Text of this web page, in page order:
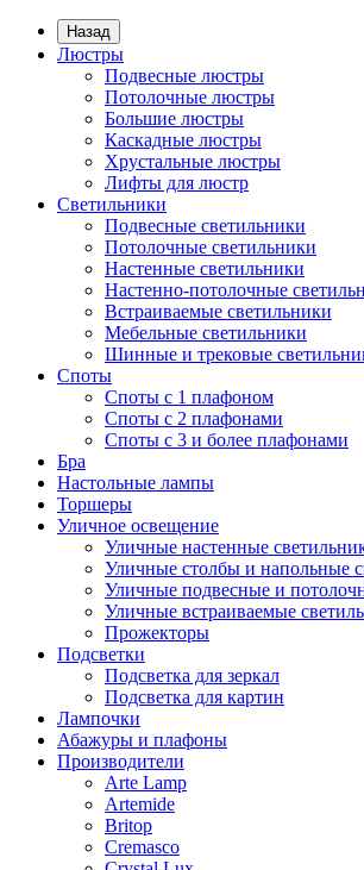
Назад
Люстры
Подвесные люстры
Потолочные люстры
Большие люстры
Каскадные люстры
Хрустальные люстры
Лифты для люстр
Светильники
Подвесные светильники
Потолочные светильники
Настенные светильники
Настенно-потолочные
Встраиваемые светильники
Мебельные светильники
Шинные и трековые
Споты
Споты с 1 плафоном
Споты с 2 плафонами
Споты с 3 и более плафонами
Бра
Настольные лампы
Торшеры
Уличное освещение
Уличные настенные
Уличные столбы и напольные
Уличные подвесные и
Уличные встраиваемые
Прожекторы
Подсветки
Подсветка для зеркал
Подсветка для картин
Лампочки
Абажуры и плафоны
Производители
Arte Lamp
Artemide
Britop
Cremasco